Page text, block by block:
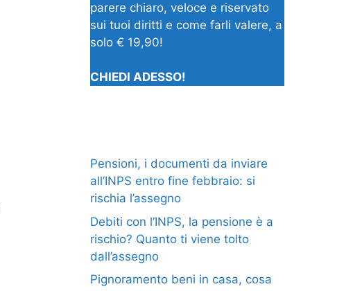
parere chiaro, veloce e riservato
sui tuoi diritti e come farli valere, a
solo € 19,90!
CHIEDI ADESSO!
Pensioni, i documenti da inviare
all’INPS entro fine febbraio: si
rischia l’assegno
Debiti con l’INPS, la pensione è a
rischio? Quanto ti viene tolto
dall’assegno
Pignoramento beni in casa, cosa